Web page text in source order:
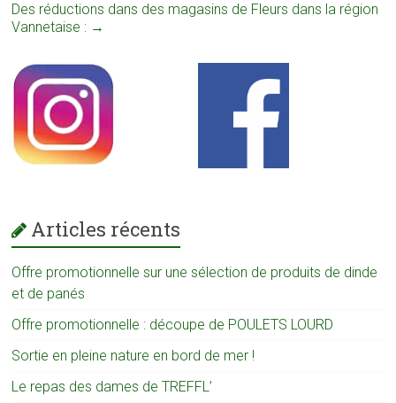
Des réductions dans des magasins de Fleurs dans la région
Vannetaise : →
Articles récents
Offre promotionnelle sur une sélection de produits de dinde
et de panés
Offre promotionnelle : découpe de POULETS LOURD
Sortie en pleine nature en bord de mer !
Le repas des dames de TREFFL’